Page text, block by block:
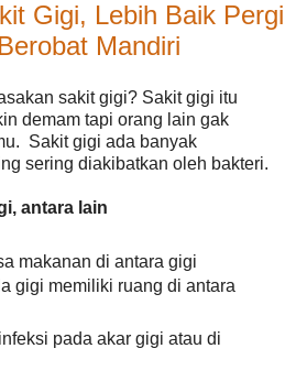
Gigi, Lebih Baik Pergi
Mandiri
sakit gigi? Sakit gigi itu
demam tapi orang lain gak
Sakit gigi ada banyak
sering diakibatkan oleh bakteri.
antara lain
makanan di antara gigi
gigi memiliki ruang di antara
pada akar gigi atau di